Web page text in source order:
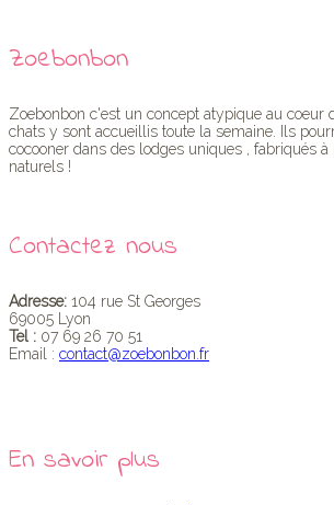
Zoebonbon
Zoebonbon c'est un concept atypique au coeur
chats y sont accueillis toute la semaine. Ils
cocooner dans des lodges uniques , fabriqués
naturels !
Contactez nous
Adresse: 104 rue St Georges
69005 Lyon
Tel : 07 69 26 70 51
Email : contact@zoebonbon.fr
En savoir plus